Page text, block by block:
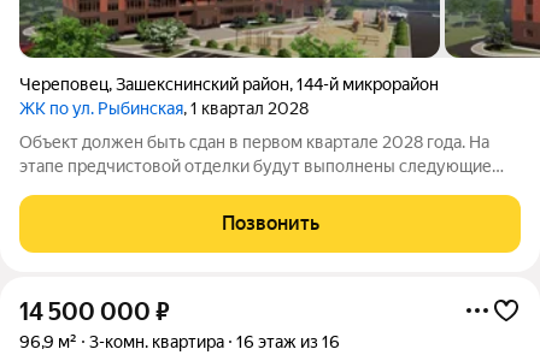
Череповец,Зашекснинский район,144-й микрорайон
ЖК по ул. Рыбинская, 1 квартал 2028
Объект должен быть сдан в первом квартале 2028 года. На
этапе предчистовой отделки будут выполнены следующие
монтажа сантехники, выполнена разводка электричества с
установкой розеток и
Позвонить
14 500 000 ₽
96,9 м² 3-комн. квартира 16 этаж из 16